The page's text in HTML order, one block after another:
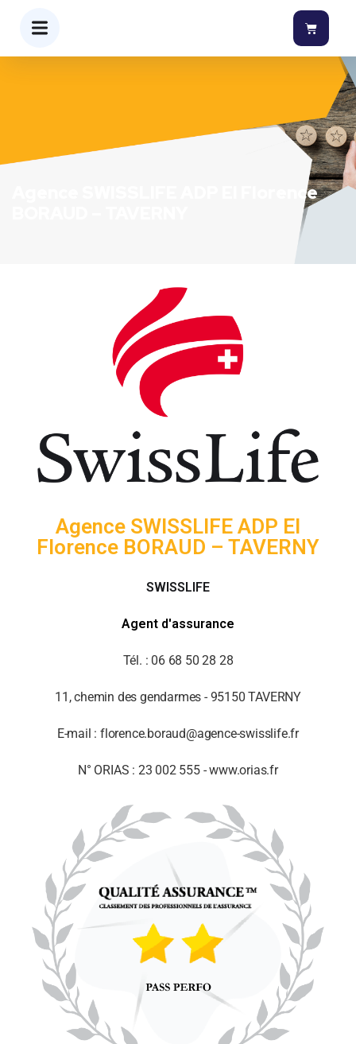
Agence SWISSLIFE ADP EI Florence
Agence SWISSLIFE ADP EI
Florence BORAUD – TAVERNY
SWISSLIFE
Agent d'assurance
Tél. : 06 68 50 28 28
11, chemin des gendarmes - 95150 TAVERNY
E-mail : florence.boraud@agence-swisslife.fr
N° ORIAS : 23 002 555 - www.orias.fr